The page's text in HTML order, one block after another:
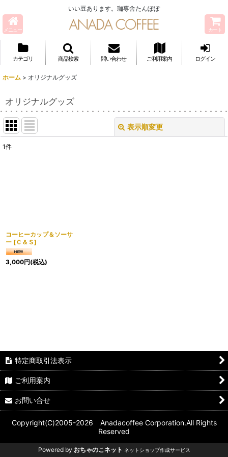
いい豆あります。珈専舎たんぽぽ
メニュー カート
カテゴリ 商品検索 問い合わせ ご利用案内 ログイン
ホーム > オリジナルグッズ
オリジナルグッズ
表示順変更
1件
コーヒーカップ＆ソーサ
ー [Ｃ＆Ｓ]
3,000円(税込)
特定商取引法表示
ご利用案内
お問い合せ
Copyright(C)2005-2026 Anadacoffee Corporation.All Rights
Reserved
Powered by おちゃのこネット ネットショップ作成サービス